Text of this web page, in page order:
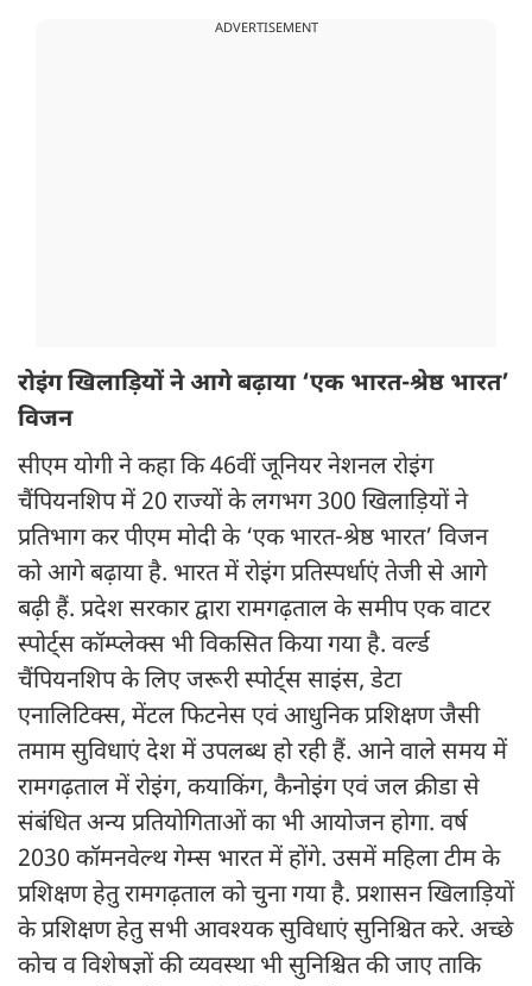
ADVERTISEMENT
रोइंग खिलाड़ियों ने आगे बढ़ाया ‘एक भारत-श्रेष्ठ भारत’
विजन
सीएम योगी ने कहा कि 46वीं जूनियर नेशनल रोइंग
चैंपियनशिप में 20 राज्यों के लगभग 300 खिलाड़ियों ने
प्रतिभाग कर पीएम मोदी के ‘एक भारत-श्रेष्ठ भारत’ विजन
को आगे बढ़ाया है. भारत में रोइंग प्रतिस्पर्धाएं तेजी से आगे
बढ़ी हैं. प्रदेश सरकार द्वारा रामगढ़ताल के समीप एक वाटर
स्पोर्ट्स कॉम्प्लेक्स भी विकसित किया गया है. वर्ल्ड
चैंपियनशिप के लिए जरूरी स्पोर्ट्स साइंस, डेटा
एनालिटिक्स, मेंटल फिटनेस एवं आधुनिक प्रशिक्षण जैसी
तमाम सुविधाएं देश में उपलब्ध हो रही हैं. आने वाले समय में
रामगढ़ताल में रोइंग, कयाकिंग, कैनोइंग एवं जल क्रीडा से
संबंधित अन्य प्रतियोगिताओं का भी आयोजन होगा. वर्ष
2030 कॉमनवेल्थ गेम्स भारत में होंगे. उसमें महिला टीम के
प्रशिक्षण हेतु रामगढ़ताल को चुना गया है. प्रशासन खिलाड़ियों
के प्रशिक्षण हेतु सभी आवश्यक सुविधाएं सुनिश्चित करे. अच्छे
कोच व विशेषज्ञों की व्यवस्था भी सुनिश्चित की जाए ताकि